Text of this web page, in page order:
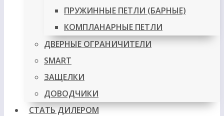
ПРУЖИННЫЕ ПЕТЛИ (БАРНЫЕ)
КОМПЛАНАРНЫЕ ПЕТЛИ
ДВЕРНЫЕ ОГРАНИЧИТЕЛИ
SMART
ЗАЩЕЛКИ
ДОВОДЧИКИ
СТАТЬ ДИЛЕРОМ